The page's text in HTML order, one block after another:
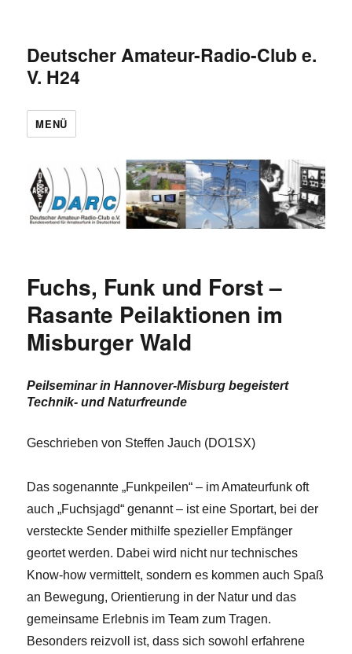
Deutscher Amateur-Radio-Club e.
V. H24
MENÜ
Fuchs, Funk und Forst –
Rasante Peilaktionen im
Misburger Wald
Peilseminar in Hannover-Misburg begeistert
Technik- und Naturfreunde
Geschrieben von Steffen Jauch (DO1SX)
Das sogenannte „Funkpeilen“ – im Amateurfunk oft
auch „Fuchsjagd“ genannt – ist eine Sportart, bei der
versteckte Sender mithilfe spezieller Empfänger
geortet werden. Dabei wird nicht nur technisches
Know-how vermittelt, sondern es kommen auch Spaß
an Bewegung, Orientierung in der Natur und das
gemeinsame Erlebnis im Team zum Tragen.
Besonders reizvoll ist, dass sich sowohl erfahrene